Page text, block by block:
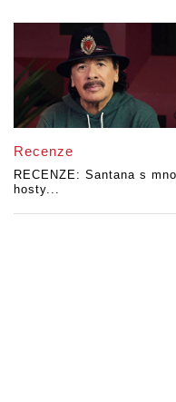
Recenze
RECENZE: Santana s
hosty...